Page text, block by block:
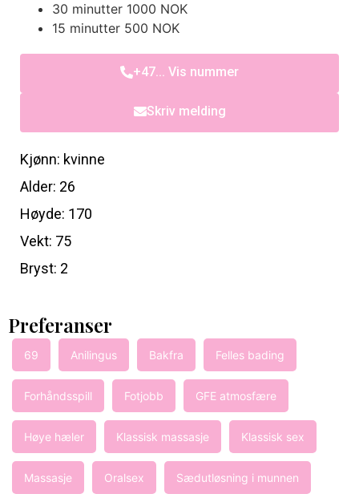
30 minutter 1000 NOK
15 minutter 500 NOK
+47... Vis nummer
Skriv melding
Kjønn: kvinne
Alder: 26
Høyde: 170
Vekt: 75
Bryst: 2
Preferanser
69 Anilingus Bakfra Felles bading
Forhåndsspill Fotjobb GFE atmosfære
Høye hæler Klassisk massasje Klassisk sex
Massasje Oralsex Sædutløsning i munnen